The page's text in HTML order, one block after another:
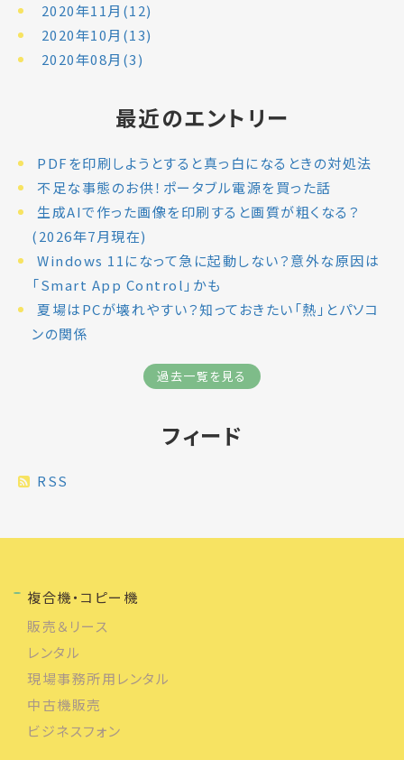
2020年11月(12)
2020年10月(13)
2020年08月(3)
最近のエントリー
PDFを印刷しようとすると真っ白になるときの対処法
不足な事態のお供！ポータブル電源を買った話
生成AIで作った画像を印刷すると画質が粗くなる？
(2026年7月現在)
Windows 11になって急に起動しない？意外な原因は
「Smart App Control」かも
夏場はPCが壊れやすい？知っておきたい「熱」とパソコ
ンの関係
過去一覧を見る
フィード
RSS
複合機・コピー機
販売＆リース
レンタル
現場事務所用レンタル
中古機販売
ビジネスフォン